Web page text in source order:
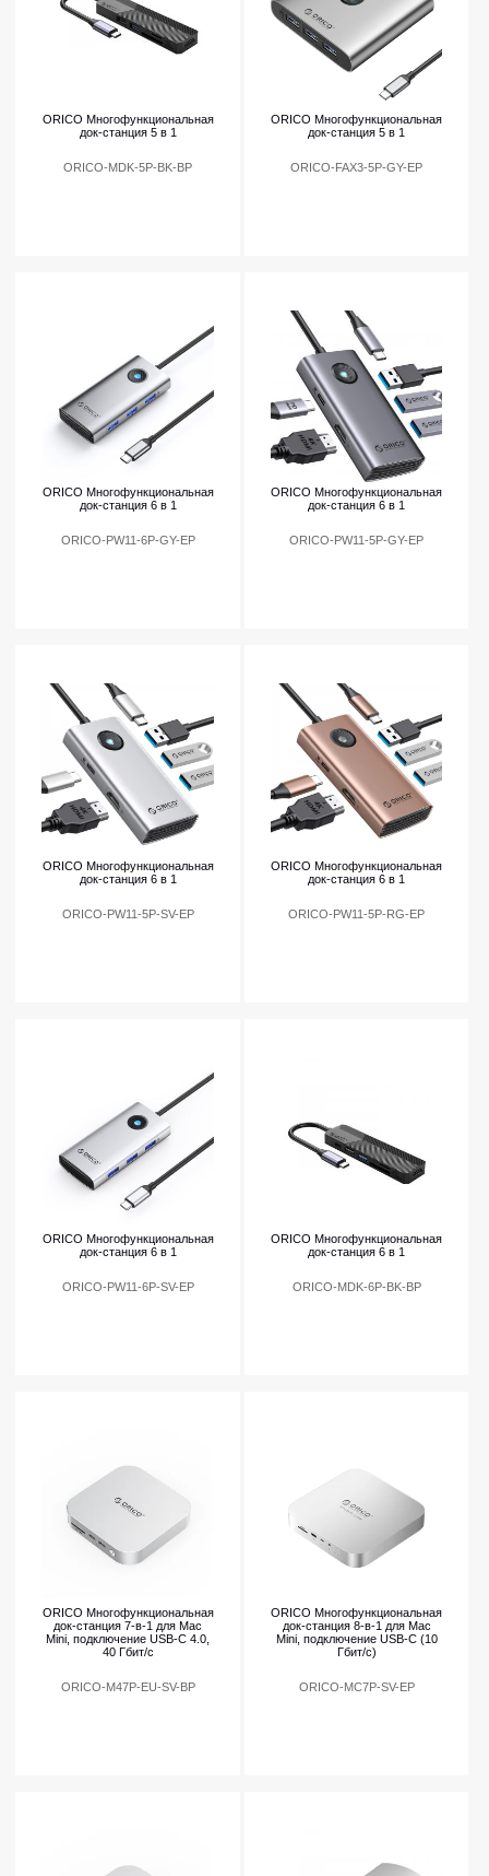
ORICO Многофункциональная
док-станция 5 в 1
ORICO-MDK-5P-BK-BP
ORICO Многофункциональная
док-станция 5 в 1
ORICO-FAX3-5P-GY-EP
ORICO Многофункциональная
док-станция 6 в 1
ORICO-PW11-6P-GY-EP
ORICO Многофункциональная
док-станция 6 в 1
ORICO-PW11-5P-GY-EP
ORICO Многофункциональная
док-станция 6 в 1
ORICO-PW11-5P-SV-EP
ORICO Многофункциональная
док-станция 6 в 1
ORICO-PW11-5P-RG-EP
ORICO Многофункциональная
док-станция 6 в 1
ORICO-PW11-6P-SV-EP
ORICO Многофункциональная
док-станция 6 в 1
ORICO-MDK-6P-BK-BP
ORICO Многофункциональная
док-станция 7-в-1 для Mac
Mini, подключение USB-C 4.0,
40 Гбит/с
ORICO-M47P-EU-SV-BP
ORICO Многофункциональная
док-станция 8-в-1 для Mac
Mini, подключение USB-C (10
Гбит/с)
ORICO-MC7P-SV-EP